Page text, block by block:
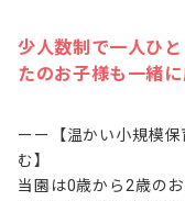
少人数制で一人ひ
たのお子様も一緒に
ーー【温かい小規模
む】
当園は0歳から2歳の